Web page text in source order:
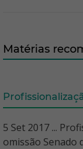
Matérias
5 Set 2017 ...
omissão Senado